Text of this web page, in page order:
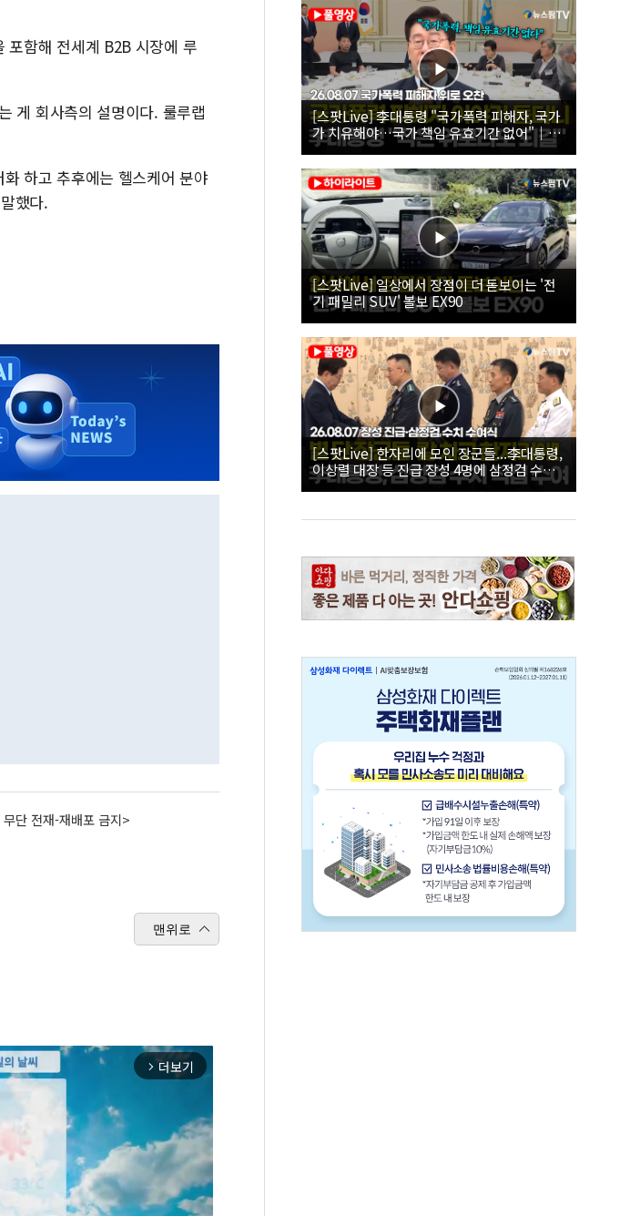
포함해 전세계 B2B 시장에 루
게 회사측의 설명이다. 룰루랩
하고 추후에는 헬스케어 분야
했다.
단 전재-재배포 금지>
맨위로
arrow_forward_ios 더보기
[스팟Live] 李대통령 "국가폭력 피해자, 국가
가 치유해야…국가 책임 유효기간 없어"｜
26.08.07 국가폭력 피해자 위로 오찬
[스팟Live] 일상에서 장점이 더 돋보이는 '전
기 패밀리 SUV' 볼보 EX90
[스팟Live] 한자리에 모인 장군들...李대통령,
이상렬 대장 등 진급 장성 4명에 삼정검 수치
직접 수여｜26.08.07 장성 진급·삼정검 수치